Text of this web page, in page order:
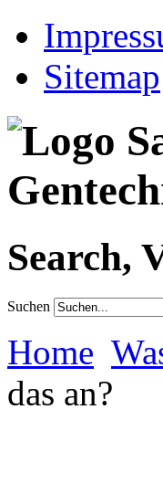
Sitemap
Search,
Suchen
Home
das an?